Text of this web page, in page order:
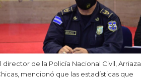
director de la Policía Nacional Civil, Arriaza
mencionó que las estadísticas que